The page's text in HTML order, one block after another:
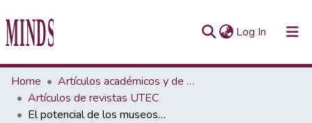
Log In (current)
Communities & Collections
All of Repository UTEC
Home
Artículos académicos y de opinión
Artículos de revistas UTEC
El potencial de los museos en la conservación del patrimonio cultural